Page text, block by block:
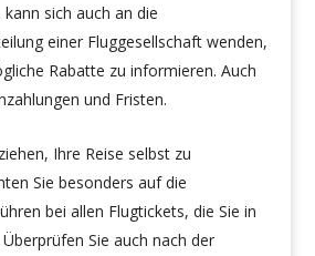
sich auch an die
einer Fluggesellschaft wenden,
Rabatte zu informieren. Auch
und Fristen.
Ihre Reise selbst zu
Sie besonders auf die
bei allen Flugtickets, die Sie in
Sie auch nach der